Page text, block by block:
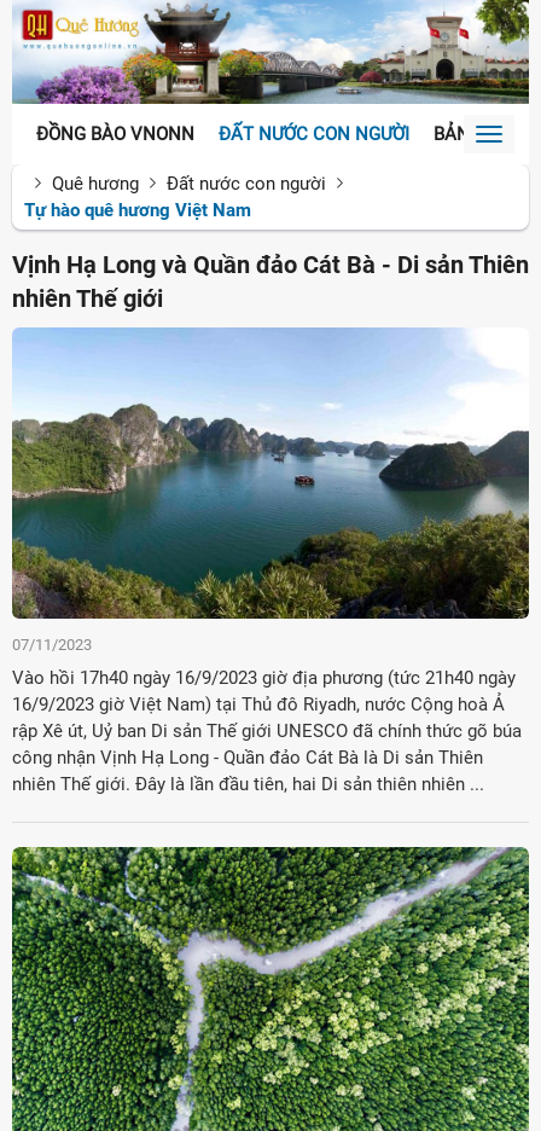
ĐỒNG BÀO VNONN ĐẤT NƯỚC CON NGƯỜI BẢN SẮCToggle
Quê hương
Đất nước con người
Tự hào quê hương Việt Nam
Vịnh Hạ Long và Quần đảo Cát Bà - Di sản Thiên
nhiên Thế giới
07/11/2023
Vào hồi 17h40 ngày 16/9/2023 giờ địa phương (tức 21h40 ngày
16/9/2023 giờ Việt Nam) tại Thủ đô Riyadh, nước Cộng hoà Ả
rập Xê út, Uỷ ban Di sản Thế giới UNESCO đã chính thức gõ búa
công nhận Vịnh Hạ Long - Quần đảo Cát Bà là Di sản Thiên
nhiên Thế giới. Đây là lần đầu tiên, hai Di sản thiên nhiên ...